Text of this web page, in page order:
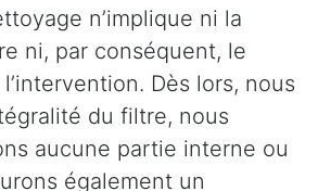
n’implique ni la
ni, par conséquent, le
Dès lors, nous
du filtre, nous
aucune partie interne ou
également un